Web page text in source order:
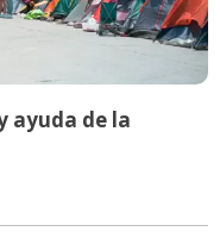
ayuda de la